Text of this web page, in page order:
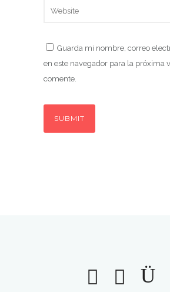
Guarda mi nombre, correo
en este navegador para la próxima
comente.